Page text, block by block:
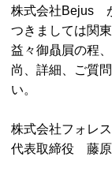
株式会社Bejus
つきましては関
益々御贔屓の程
尚、詳細、ご質
い。
株式会社フォレス
代表取締役 藤